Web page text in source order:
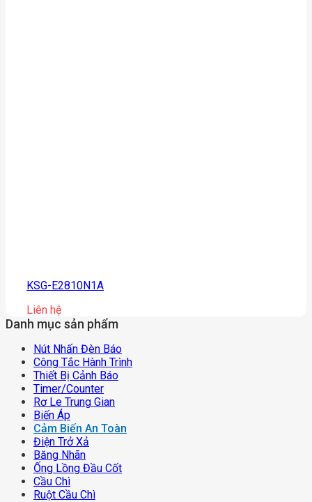
KSG-E2810N1A
Liên hệ
Danh mục sản phẩm
Nút Nhấn Đèn Báo
Công Tắc Hành Trình
Thiết Bị Cảnh Báo
Timer/counter
Rơ Le Trung Gian
Biến Áp
Cảm Biến An Toàn
Điện Trở Xả
Băng Nhãn
Ống Lồng Đầu Cốt
Cầu Chì
Ruột Cầu Chì